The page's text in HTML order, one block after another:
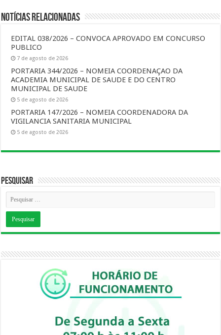
Notícias Relacionadas
EDITAL 038/2026 – CONVOCA APROVADO EM CONCURSO
PUBLICO
7 de agosto de 2026
PORTARIA 344/2026 – NOMEIA COORDENAÇAO DA
ACADEMIA MUNICIPAL DE SAUDE E DO CENTRO
MUNICIPAL DE SAUDE
5 de agosto de 2026
PORTARIA 147/2026 – NOMEIA COORDENADORA DA
VIGILANCIA SANITARIA MUNICIPAL
5 de agosto de 2026
Pesquisar